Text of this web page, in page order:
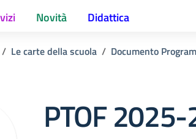
Novità Didattica
Le carte della scuola Documento
PTOF